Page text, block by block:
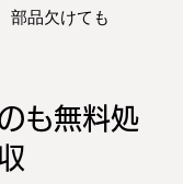
​部品欠けても
も無料処
収